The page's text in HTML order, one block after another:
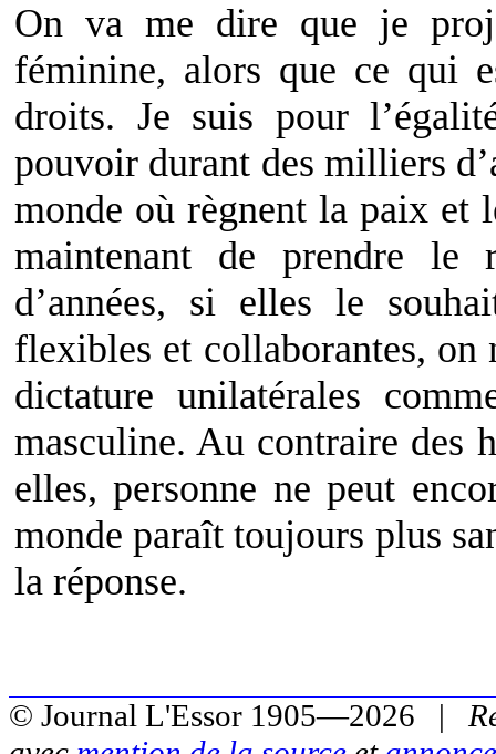
On va me dire que je
féminine, alors que ce qui
droits. Je suis pour
pouvoir durant des milliers
monde où règnent la paix et
maintenant de prendre le
d’années, si elles le
flexibles et collaborantes, on
dictature unilatérales
masculine. Au contraire des
elles, personne ne peut
monde paraît toujours plus
la réponse.
© Journal L'Essor 1905—2026 |